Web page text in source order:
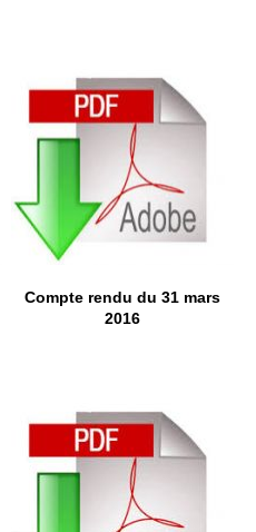
Compte rendu du 31 mars
2016